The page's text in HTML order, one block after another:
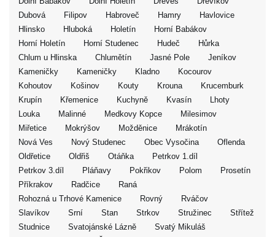
Dubová
Filipov Habroveč Hamry
Havlovice
Hlinsko
Hluboká Holetín
Horní Babákov
Horní Holetín
Horní Studenec Hudeč
Hůrka
Chlum u Hlinska
Chlumětín Jasné Pole
Jeníkov
Kameničky
Kameničky Kladno
Kocourov
Kohoutov
Košinov Kouty Krouna
Krucemburk
Krupín
Křemenice Kuchyně Kvasín
Lhoty
Louka
Malinné Medkovy Kopce
Milesimov
Miřetice
Mokrýšov Možděnice
Mrákotín
Nová Ves
Nový Studenec Obec Vysočina
Oflenda
Oldřetice
Oldřiš Otáňka
Petrkov 1.díl
Petrkov 3.díl
Pláňavy Pokřikov Polom
Prosetín
Příkrakov
Radčice
Raná
Rohozná u Trhové Kamenice
Rovný
Rváčov
Slavíkov
Srní Stan Strkov Stružinec
Střítež
Studnice
Svatojánské Lázně
Svatý Mikuláš